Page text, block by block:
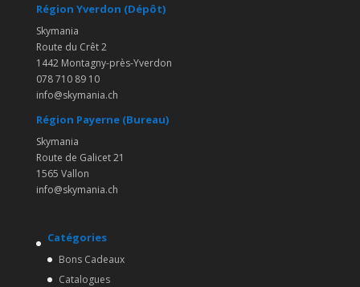
Région Yverdon (Dépôt)
Skymania
Route du Crêt 2
1442 Montagny-près-Yverdon
078 710 89 10
info@skymania.ch
Région Payerne (Bureau)
Skymania
Route de Galicet 21
1565 Vallon
info@skymania.ch
Catégories
Bons Cadeaux
Catalogues